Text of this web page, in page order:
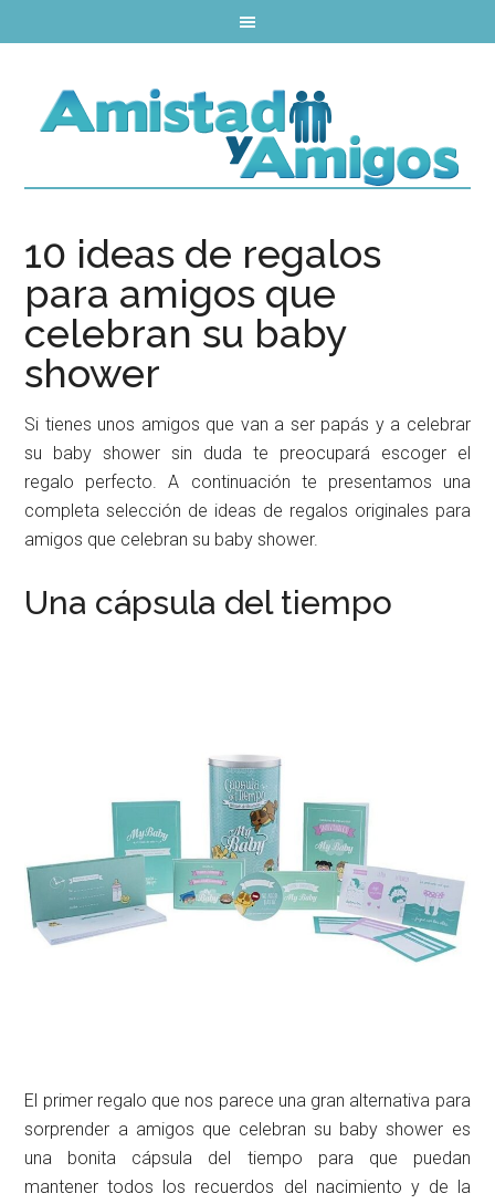
10 ideas de regalos
para amigos que
celebran su baby
shower
Si tienes unos amigos que van a ser papás y a celebrar
su baby shower sin duda te preocupará escoger el
regalo perfecto. A continuación te presentamos una
completa selección de ideas de regalos originales para
amigos que celebran su baby shower.
Una cápsula del tiempo
El primer regalo que nos parece una gran alternativa para
sorprender a amigos que celebran su baby shower es
una bonita cápsula del tiempo para que puedan
mantener todos los recuerdos del nacimiento y de la